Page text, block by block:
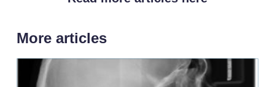
More articles